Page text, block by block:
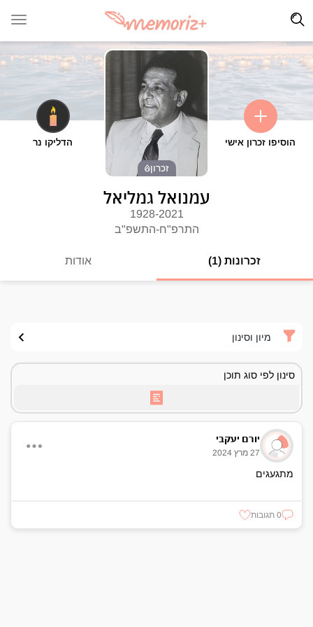
הוסיפו זכרון אישי
זכרון
הדליקו נר
עמנואל גמליאל
1928-2021
התרפ"ח-התשפ"ב
זכרונות (1) אודות
מיון וסינון
סינון לפי סוג תוכן
יורם יעקבי
27 מרץ 2024
מתגעגים
0 תגובות